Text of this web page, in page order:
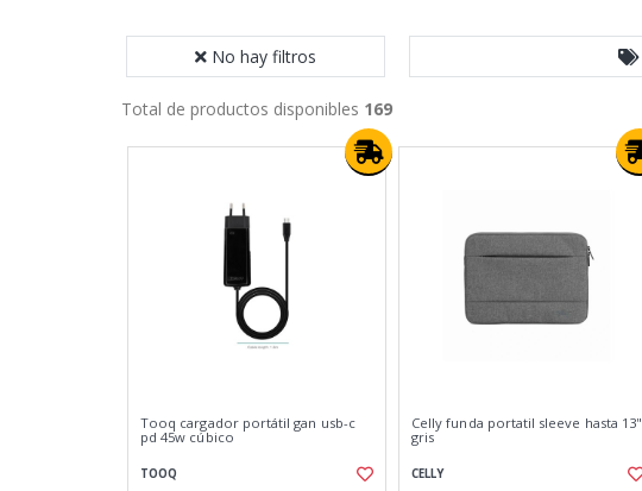
No hay filtros
Total de productos disponibles 169
Tooq cargador portátil gan usb-c
pd 45w cúbico
TOOQ
Celly funda portatil sleeve hasta 13"
gris
CELLY